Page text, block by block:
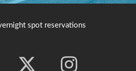
spot reservations